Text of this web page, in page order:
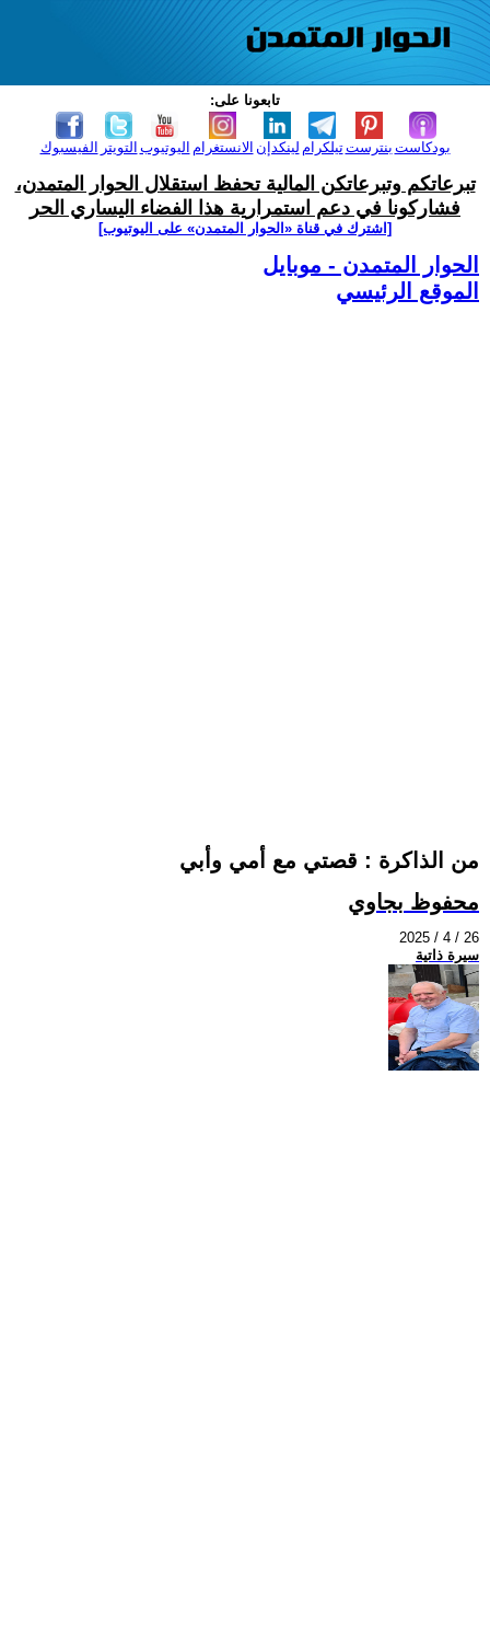
تابعونا على:
الفيسبوك التويتر اليوتيوب الانستغرام لينكدإن تيلكرامبنترست بودكاست
تبرعاتكم وتبرعاتكن المالية تحفظ استقلال الحوار المتمدن،
فشاركونا في دعم استمرارية هذا الفضاء اليساري الحر
[اشترك في قناة ‫«الحوار المتمدن» على اليوتيوب]
الحوار المتمدن - موبايل
الموقع الرئيسي
من الذاكرة : قصتي مع أمي وأبي
محفوظ بجاوي
2025 / 4 / 26
سيرة ذاتية